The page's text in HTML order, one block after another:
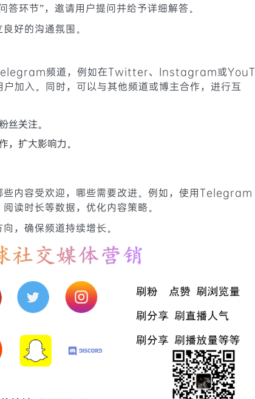
答环节”，邀请用户提问并给予详细解答。
好的沟通氛围。
Telegram频道，例如在Twitter、Instagram或YouT
加入。同时，可以与其他频道或博主合作，进行互
丝关注。
，扩大影响力。
些内容受欢迎，哪些需要改进。例如，使用Telegram
读时长等数据，优化内容策略。
，确保频道持续增长。